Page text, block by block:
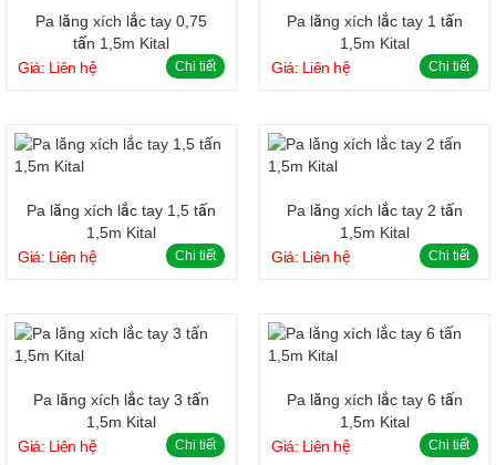
Pa lăng xích lắc tay 0,75
tấn 1,5m Kital
Giá: Liên hệ
Chi tiết
Pa lăng xích lắc tay 1 tấn
1,5m Kital
Giá: Liên hệ
Chi tiết
Pa lăng xích lắc tay 1,5 tấn
1,5m Kital
Giá: Liên hệ
Chi tiết
Pa lăng xích lắc tay 2 tấn
1,5m Kital
Giá: Liên hệ
Chi tiết
Pa lăng xích lắc tay 3 tấn
1,5m Kital
Giá: Liên hệ
Chi tiết
Pa lăng xích lắc tay 6 tấn
1,5m Kital
Giá: Liên hệ
Chi tiết